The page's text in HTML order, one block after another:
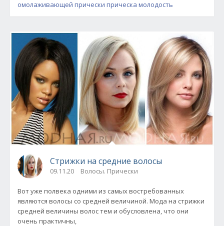
омолаживающей прически прическа молодость
Стрижки на средние волосы
09.11.20 Волосы. Прически
Вот уже полвека одними из самых востребованных
являются волосы со средней величиной. Мода на стрижки
средней величины волос тем и обусловлена, что они
очень практичны,